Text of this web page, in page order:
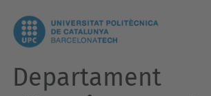
Departament